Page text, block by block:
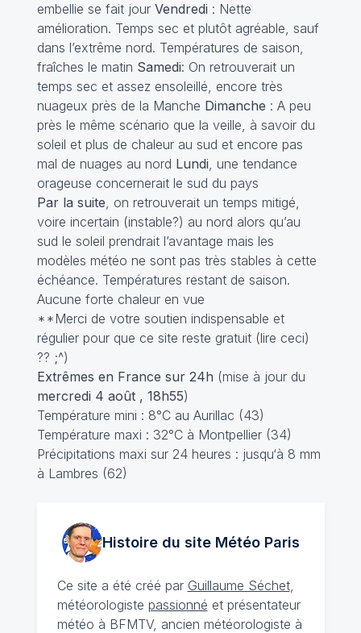
embellie se fait jour Vendredi : Nette
amélioration. Temps sec et plutôt agréable, sauf
dans l’extrême nord. Températures de saison,
fraîches le matin Samedi: On retrouverait un
temps sec et assez ensoleillé, encore très
nuageux près de la Manche Dimanche : A peu
près le même scénario que la veille, à savoir du
soleil et plus de chaleur au sud et encore pas
mal de nuages au nord Lundi, une tendance
orageuse concernerait le sud du pays
Par la suite, on retrouverait un temps mitigé,
voire incertain (instable?) au nord alors qu’au
sud le soleil prendrait l’avantage mais les
modèles météo ne sont pas très stables à cette
échéance. Températures restant de saison.
Aucune forte chaleur en vue
**Merci de votre soutien indispensable et
régulier pour que ce site reste gratuit (lire ceci)
?? ;^)
Extrêmes en France sur 24h (mise à jour du
mercredi 4 août , 18h55)
Température mini : 8°C au Aurillac (43)
Température maxi : 32°C à Montpellier (34)
Précipitations maxi sur 24 heures : jusqu‘à 8 mm
à Lambres (62)
Histoire du site MétéoParis
Ce site a été créé par Guillaume Séchet,
météorologiste passionné et présentateur
météo à BFMTV, ancien météorologiste à